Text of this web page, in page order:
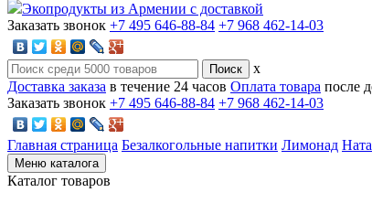
Экопродукты из Армении с доставкой
Заказать звонок +7 495 646-88-84 +7 968 462-14-03
x
Доставка заказа в течение 24 часов Оплата товара после
Заказать звонок +7 495 646-88-84 +7 968 462-14-03
Главная страница Безалкогольные напитки Лимонад
Меню каталога
Каталог товаров